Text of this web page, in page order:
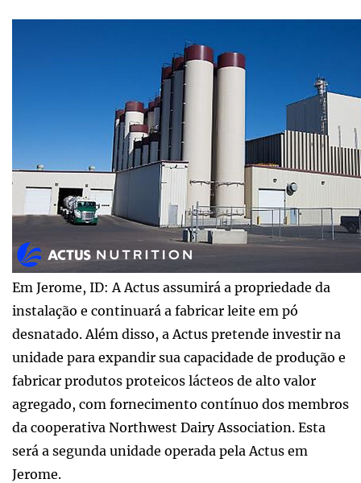
Em Jerome, ID: A Actus assumirá a propriedade da
instalação e continuará a fabricar leite em pó
desnatado. Além disso, a Actus pretende investir na
unidade para expandir sua capacidade de produção e
fabricar produtos proteicos lácteos de alto valor
agregado, com fornecimento contínuo dos membros
da cooperativa Northwest Dairy Association. Esta
será a segunda unidade operada pela Actus em
Jerome.